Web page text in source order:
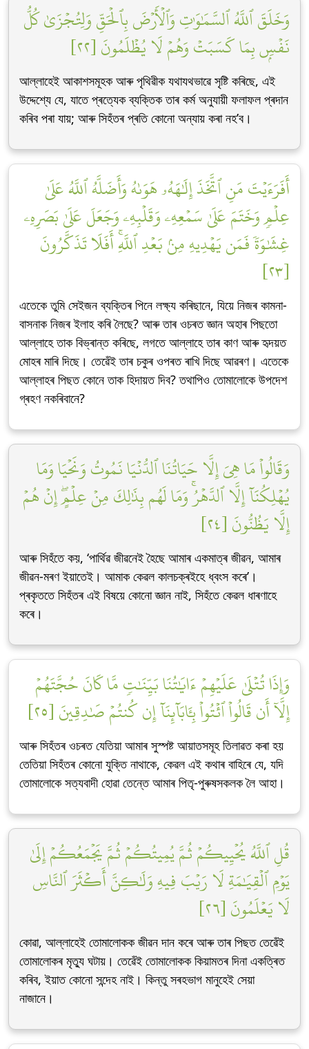
وَخَلَقَ ٱللَّهُ ٱلسَّمَٰوَٰتِ وَٱلۡأَرۡضَ بِٱلۡحَقِّ وَلِتُجۡزَىٰ كُلُّ
نَفۡسِۭ بِمَا كَسَبَتۡ وَهُمۡ لَا يُظۡلَمُونَ [٢٢]
আল্লাহেই আকাশসমূহক আৰু পৃথিৱীক যথাযথভাৱে সৃষ্টি কৰিছে, এই
উদ্দেশ্যে যে, যাতে প্ৰত্যেক ব্যক্তিক তাৰ কৰ্ম অনুযায়ী ফলাফল প্ৰদান
কৰিব পৰা যায়; আৰু সিহঁতৰ প্ৰতি কোনো অন্যায় কৰা নহ’ব।
أَفَرَءَيۡتَ مَنِ ٱتَّخَذَ إِلَٰهَهُۥ هَوَىٰهُ وَأَضَلَّهُ ٱللَّهُ عَلَىٰ
عِلۡمٖ وَخَتَمَ عَلَىٰ سَمۡعِهِۦ وَقَلۡبِهِۦ وَجَعَلَ عَلَىٰ بَصَرِهِۦ
غِشَٰوَةٗ فَمَن يَهۡدِيهِ مِنۢ بَعۡدِ ٱللَّهِۚ أَفَلَا تَذَكَّرُونَ
[٢٣]
এতেকে তুমি সেইজন ব্যক্তিৰ পিনে লক্ষ্য কৰিছানে, যিয়ে নিজৰ কামনা-
বাসনাক নিজৰ ইলাহ কৰি লৈছে? আৰু তাৰ ওচৰত জ্ঞান অহাৰ পিছতো
আল্লাহে তাক বিভ্ৰান্ত কৰিছে, লগতে আল্লাহে তাৰ কাণ আৰু হৃদয়ত
মোহৰ মাৰি দিছে। তেৱেঁই তাৰ চকুৰ ওপৰত ৰাখি দিছে আৱৰণ। এতেকে
আল্লাহৰ পিছত কোনে তাক হিদায়ত দিব? তথাপিও তোমালোকে উপদেশ
গ্ৰহণ নকৰিবানে?
وَقَالُواْ مَا هِيَ إِلَّا حَيَاتُنَا ٱلدُّنۡيَا نَمُوتُ وَنَحۡيَا وَمَا
يُهۡلِكُنَآ إِلَّا ٱلدَّهۡرُۚ وَمَا لَهُم بِذَٰلِكَ مِنۡ عِلۡمٍۖ إِنۡ هُمۡ
إِلَّا يَظُنُّونَ [٢٤]
আৰু সিহঁতে কয়, ‘পাৰ্থিৱ জীৱনেই হৈছে আমাৰ একমাত্ৰ জীৱন, আমাৰ
জীৱন-মৰণ ইয়াতেই। আমাক কেৱল কালচক্ৰইহে ধ্বংস কৰে’।
প্ৰকৃততে সিহঁতৰ এই বিষয়ে কোনো জ্ঞান নাই, সিহঁতে কেৱল ধাৰণাহে
কৰে।
وَإِذَا تُتۡلَىٰ عَلَيۡهِمۡ ءَايَٰتُنَا بَيِّنَٰتٖ مَّا كَانَ حُجَّتَهُمۡ
إِلَّآ أَن قَالُواْ ٱئۡتُواْ بِـَٔابَآئِنَآ إِن كُنتُمۡ صَٰدِقِينَ [٢٥]
আৰু সিহঁতৰ ওচৰত যেতিয়া আমাৰ সুস্পষ্ট আয়াতসমূহ তিলাৱত কৰা হয়
তেতিয়া সিহঁতৰ কোনো যুক্তি নাথাকে, কেৱল এই কথাৰ বাহিৰে যে, যদি
তোমালোকে সত্যবাদী হোৱা তেন্তে আমাৰ পিতৃ-পুৰুষসকলক লৈ আহা।
قُلِ ٱللَّهُ يُحۡيِيكُمۡ ثُمَّ يُمِيتُكُمۡ ثُمَّ يَجۡمَعُكُمۡ إِلَىٰ
يَوۡمِ ٱلۡقِيَٰمَةِ لَا رَيۡبَ فِيهِ وَلَٰكِنَّ أَكۡثَرَ ٱلنَّاسِ
لَا يَعۡلَمُونَ [٢٦]
কোৱা, আল্লাহেই তোমালোকক জীৱন দান কৰে আৰু তাৰ পিছত তেৱেঁই
তোমালোকৰ মৃত্যু ঘটায়। তেৱেঁই তোমালোকক কিয়ামতৰ দিনা একত্ৰিত
কৰিব, ইয়াত কোনো সন্দেহ নাই। কিন্তু সৰহভাগ মানুহেই সেয়া
নাজানে।